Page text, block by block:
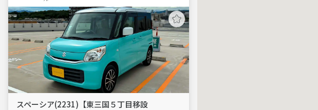
スペーシア(2231)【東三国５丁目移設